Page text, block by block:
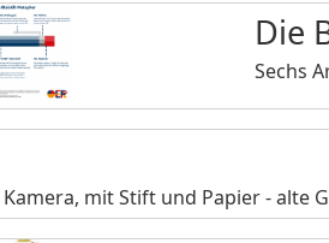
Die
Sechs
mit Stift und Papier - alte